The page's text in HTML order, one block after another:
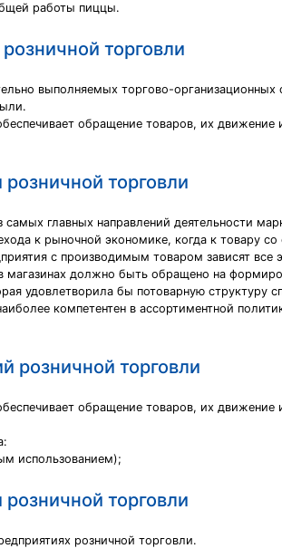
работы пиццы.
торговли
выполняемых торгово-
обращение товаров, их
торговли
главных направлений деятельности
к рыночной экономике, когда к товару
с производимым товаром зависят все
должно быть обращено на
удовлетворила бы потоварную структуру
компетентен в ассортиментной
розничной торговли
обращение товаров, их
использованием);
торговли
розничной торговли.